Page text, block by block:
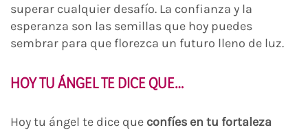
superar cualquier desafío. La confianza y la
esperanza son las semillas que hoy puedes
sembrar para que florezca un futuro lleno de luz.
HOY TU ÁNGEL TE DICE QUE…
Hoy tu ángel te dice que confíes en tu fortaleza